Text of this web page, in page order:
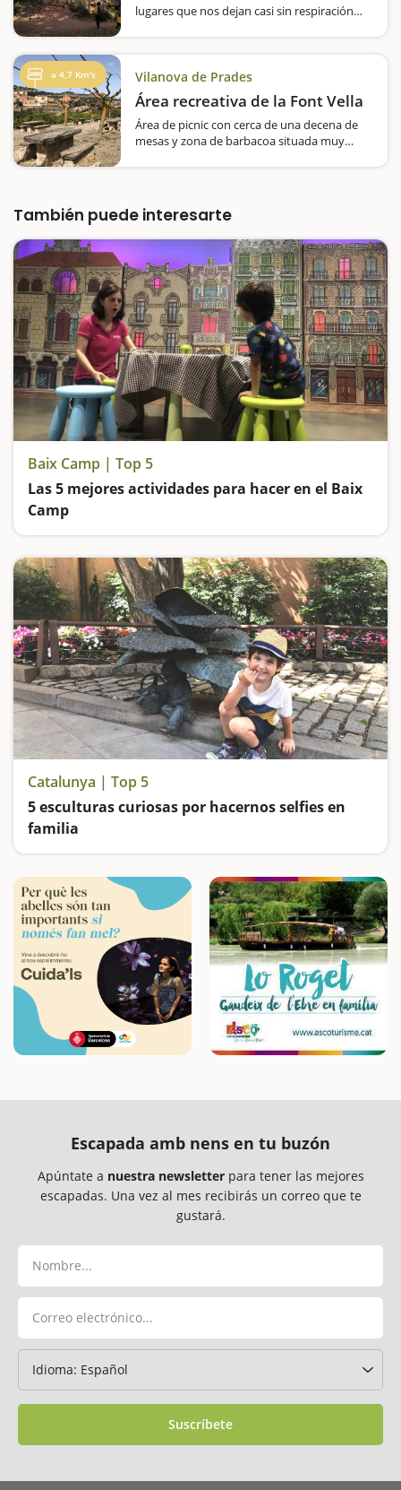
lugares que nos dejan casi sin respiración
produciendo auténticos agujeros en las
rocas y seguramente de ahí el nombre: la
Roca…
a 4,7 Km's Vilanova de Prades
Área recreativa de la Font Vella
Área de picnic con cerca de una decena de
mesas y zona de barbacoa situada muy
de primavera…
También puede interesarte
Baix Camp | Top 5
Las 5 mejores actividades para hacer en el Baix
Camp
Catalunya | Top 5
5 esculturas curiosas por hacernos selfies en
familia
Escapada amb nens en tu buzón
Apúntate a nuestra newsletterpara tener las mejores
escapadas. Una vez al mes recibirás un correo que te
gustará.
Suscríbete